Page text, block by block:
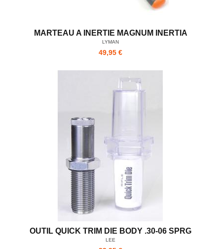
MARTEAU A INERTIE MAGNUM INERTIA
LYMAN
49,95 €
OUTIL QUICK TRIM DIE BODY .30-06 SPRG
LEE